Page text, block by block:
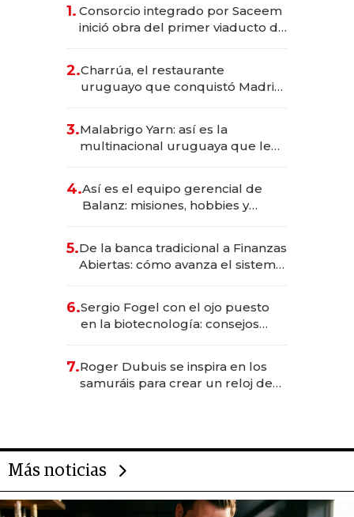
1. Consorcio integrado por Saceem
inició obra del primer viaducto de
millones
2.Charrúa, el restaurante
uruguayo que conquistó Madrid:
anticipación y prepara apertura
3.Malabrigo Yarn: así es la
multinacional uruguaya que le
4.Así es el equipo gerencial de
Balanz: misiones, hobbies y
5.De la banca tradicional a Finanzas
Abiertas: cómo avanza el sistema
6.Sergio Fogel con el ojo puesto
en la biotecnología: consejos
rol de la IA
7.Roger Dubuis se inspira en los
samuráis para crear un reloj de
Más noticias